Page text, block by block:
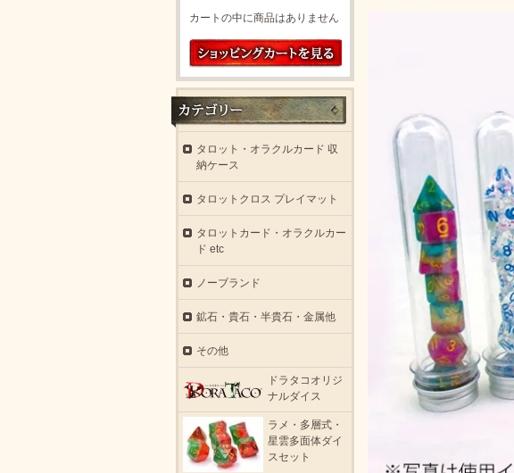
カートの中に商品はありません
タロット・オラクルカード 収
納ケース
タロットクロス プレイマット
タロットカード・オラクルカー
ド etc
ノーブランド
鉱石・貴石・半貴石・金属他
その他
ドラタコオリジ
ナルダイス
ラメ・多層式・
星雲多面体ダイ
スセット